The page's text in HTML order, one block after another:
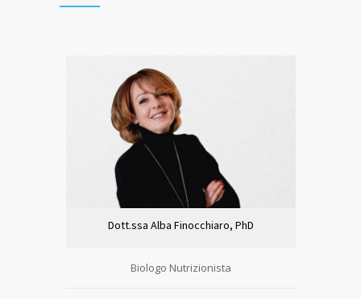
Dott.ssa Alba Finocchiaro, PhD
Biologo Nutrizionista